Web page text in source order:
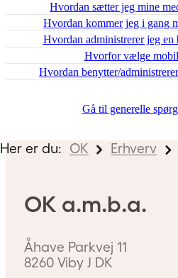
Hvordan sætter jeg mine
Hvordan kommer jeg i gang
Hvordan administrerer jeg en
Hvorfor vælge
Hvordan benytter/
Gå til generelle
Her er du: OK Erhverv
OK a.m.b.a.
Åhave Parkvej 11
8260 Viby J DK